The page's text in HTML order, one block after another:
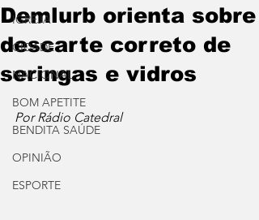
IGREJA
CIDADE
NACIONAL
BOM APETITE
BENDITA SAÚDE
OPINIÃO
ESPORTE
Demlurb orienta sobre
descarte correto de
seringas e vidros
Por Rádio Catedral